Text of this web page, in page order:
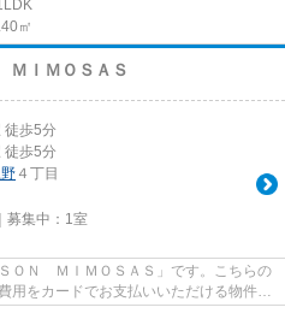
㎡
ＩＭＯＳＡＳ
徒歩5分
徒歩5分
４丁目
集中： 1室
ＯＮ ＭＩＭＯＳＡＳ」です。こちらの
用をカードでお支払いいただける物件な